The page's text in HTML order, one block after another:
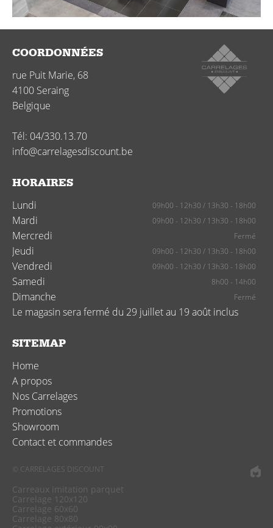
COORDONNÉES
rue Puit Marie, 68
4100 Seraing
Belgique
Tél: 04/330.13.70
info@carrelagesdiscount.be
HORAIRES
Lundi 09h00 - 12h30 / 13h30 - 18h00
Mardi 09h00 - 12h30 / 13h30 - 18h00
Mercredi Fermé
Jeudi 09h00 - 12h30 / 13h30 - 18h00
Vendredi 09h00 - 12h30 / 13h30 - 18h00
Samedi 8h00 - 14h00
Dimanche Fermé
Le magasin sera fermé du 29 juillet au 19 août inclus
SITEMAP
Home
A propos
Nos Carrelages
Promotions
Showroom
Contact et commandes
© CARRELAGES DISCOUNT
Carreaux imitation parquet
Carrelage 120x120
Carrelage 60x60
Carrelage 80x80